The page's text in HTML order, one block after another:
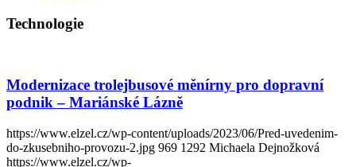
Technologie
Modernizace trolejbusové měnírny pro dopravní
podnik – Mariánské Lázně
https://www.elzel.cz/wp-content/uploads/2023/06/Pred-uvedenim-
do-zkusebniho-provozu-2.jpg 969 1292 Michaela Dejnožková
https://www.elzel.cz/wp-